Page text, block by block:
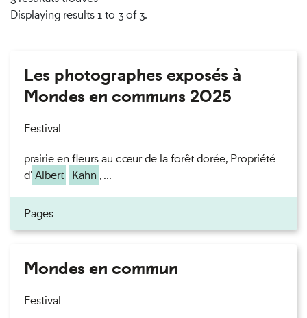
Displaying results 1 to 3 of 3.
Les photographes exposés à
Mondes en communs 2025
Festival
prairie en fleurs au cœur de la forêt dorée, Propriété
d'Albert Kahn , ...
Pages
Mondes en commun
Festival